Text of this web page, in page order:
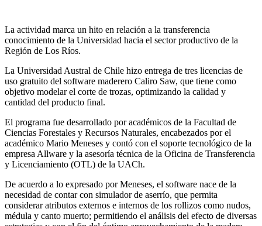
La actividad marca un hito en relación a la transferencia
conocimiento de la Universidad hacia el sector productivo de la
Región de Los Ríos.
La Universidad Austral de Chile hizo entrega de tres licencias de
uso gratuito del software maderero Caliro Saw, que tiene como
objetivo modelar el corte de trozas, optimizando la calidad y
cantidad del producto final.
El programa fue desarrollado por académicos de la Facultad de
Ciencias Forestales y Recursos Naturales, encabezados por el
académico Mario Meneses y contó con el soporte tecnológico de la
empresa Allware y la asesoría técnica de la Oficina de Transferencia
y Licenciamiento (OTL) de la UACh.
De acuerdo a lo expresado por Meneses, el software nace de la
necesidad de contar con simulador de aserrío, que permita
considerar atributos externos e internos de los rollizos como nudos,
médula y canto muerto; permitiendo el análisis del efecto de diversas